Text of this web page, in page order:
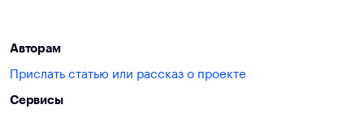
Авторам
Прислать статью или рассказ о проекте
Сервисы